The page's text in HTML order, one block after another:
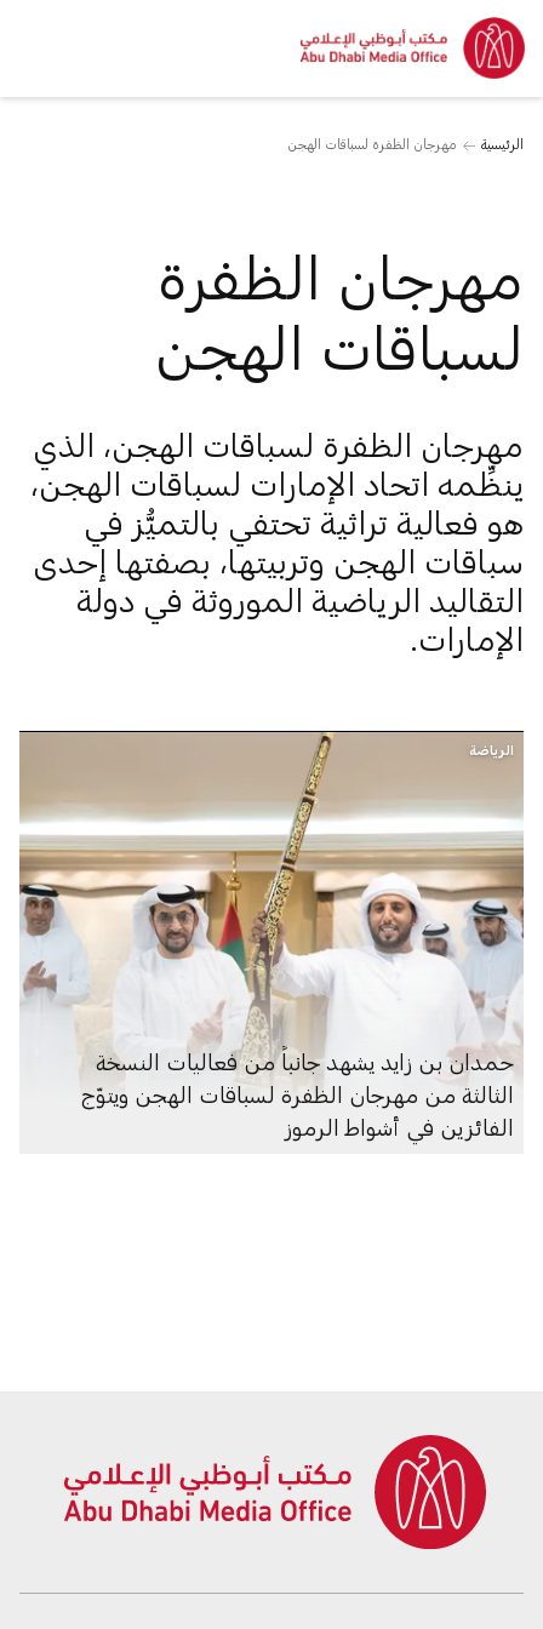
الرئيسية مهرجان الظفرة لسباقات الهجن
مهرجان الظفرة
لسباقات الهجن
مهرجان الظفرة لسباقات الهجن، الذي
ينظِّمه اتحاد الإمارات لسباقات الهجن،
هو فعالية تراثية تحتفي بالتميُّز في
سباقات الهجن وتربيتها، بصفتها إحدى
التقاليد الرياضية الموروثة في دولة
الإمارات.
الرياضة
حمدان بن زايد يشهد جانباً من فعاليات النسخة
الثالثة من مهرجان الظفرة لسباقات الهجن ويتوّج
الفائزين في أشواط الرموز